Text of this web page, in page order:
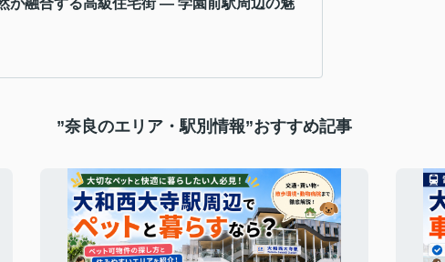
が融合する高級住宅街 ― 学園前駅周辺の魅
”奈良のエリア・駅別情報”おすすめ記事